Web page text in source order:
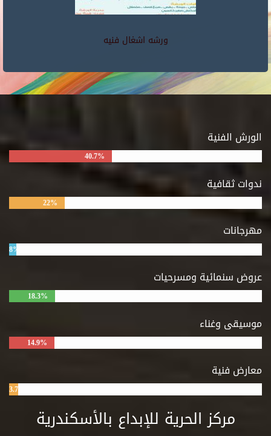
ورشه اشغال فنيه
الورش الفنية
40.7%
ندوات ثقافية
22%
مهرجانات
8%
عروض سنمائية ومسرحيات
18.3%
موسيقى وغناء
14.9%
معارض فنية
3.7%
مركز الحرية للإبداع بالأسكندرية